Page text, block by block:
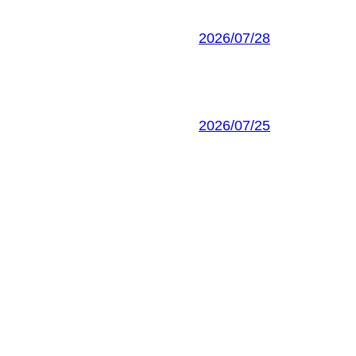
2026/07/28
2026/07/25